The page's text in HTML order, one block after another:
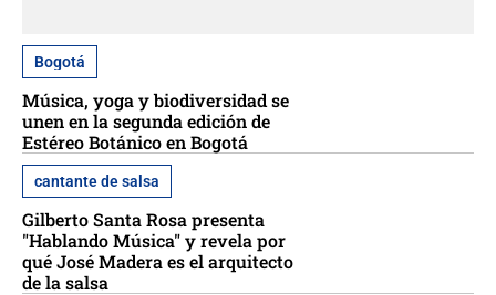
Bogotá
Música, yoga y biodiversidad se
unen en la segunda edición de
Estéreo Botánico en Bogotá
cantante de salsa
Gilberto Santa Rosa presenta
"Hablando Música" y revela por
qué José Madera es el arquitecto
de la salsa